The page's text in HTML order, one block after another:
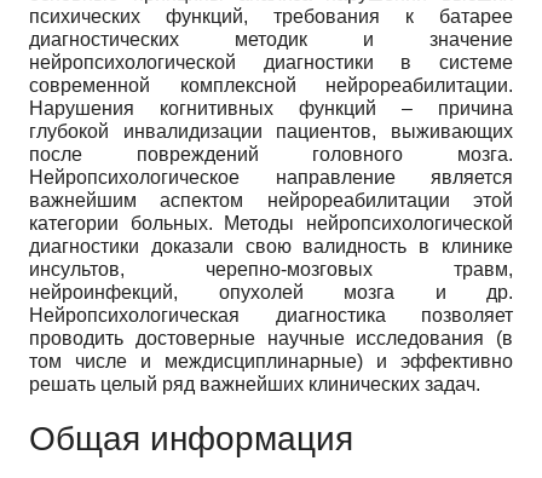
психических функций, требования к батарее
диагностических методик и значение
нейропсихологической диагностики в системе
современной комплексной нейрореабилитации.
Нарушения когнитивных функций – причина
глубокой инвалидизации пациентов, выживающих
после повреждений головного мозга.
Нейропсихологическое направление является
важнейшим аспектом нейрореабилитации этой
категории больных. Методы нейропсихологической
диагностики доказали свою валидность в клинике
инсультов, черепно-мозговых травм,
нейроинфекций, опухолей мозга и др.
Нейропсихологическая диагностика позволяет
проводить достоверные научные исследования (в
том числе и междисциплинарные) и эффективно
решать целый ряд важнейших клинических задач.
Общая информация